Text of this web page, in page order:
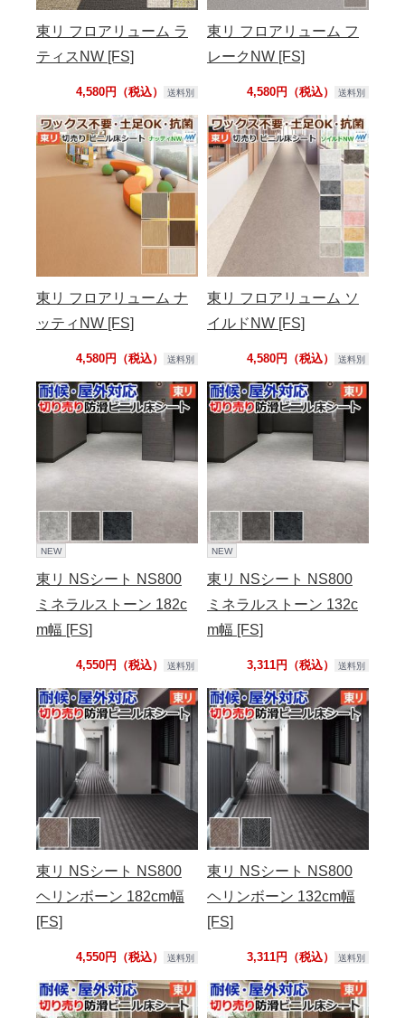
東リ フロアリューム ラ
ティスNW [FS]
4,580円（税込） 送料別
東リ フロアリューム フ
レークNW [FS]
4,580円（税込） 送料別
東リ フロアリューム ナ
ッティNW [FS]
4,580円（税込） 送料別
東リ フロアリューム ソ
イルドNW [FS]
4,580円（税込） 送料別
NEW
東リ NSシート NS800
ミネラルストーン 182c
m幅 [FS]
4,550円（税込） 送料別
NEW
東リ NSシート NS800
ミネラルストーン 132c
m幅 [FS]
3,311円（税込） 送料別
東リ NSシート NS800
ヘリンボーン 182cm幅
[FS]
4,550円（税込） 送料別
東リ NSシート NS800
ヘリンボーン 132cm幅
[FS]
3,311円（税込） 送料別